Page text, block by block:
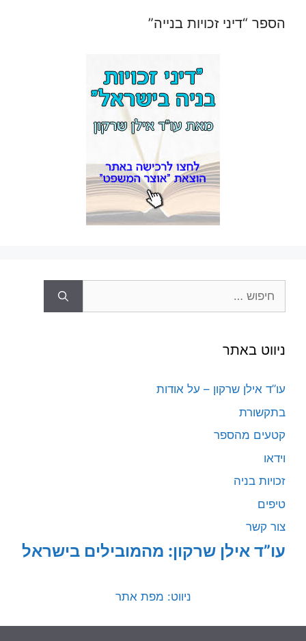
הספר “דיני זכויות בנייה”
ניווט באתר
עו”ד אילן שרקון – על אודות
בתקשורת
קטעים מהספר
וידאו
זכויות בניה
טיפים
צור קשר
עו”ד אילן שרקון: מהמובילים בישראל
ניווט: מפת אתר